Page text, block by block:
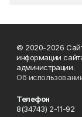
© 2020-2026
информации
администрации.
Об
Телефон
8(34743) 2-11-92